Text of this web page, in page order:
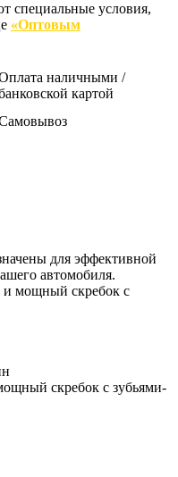
специальные условия,
«Оптовым
наличными /
картой
для эффективной
автомобиля.
и мощный скребок с
скребок с зубьями-